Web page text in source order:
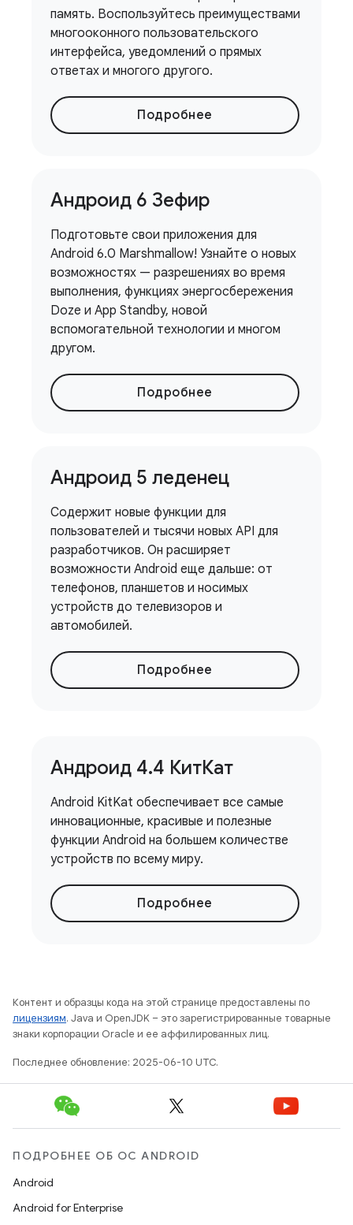
память. Воспользуйтесь преимуществами
многооконного пользовательского
интерфейса, уведомлений о прямых
ответах и ​​многого другого.
Подробнее
Андроид 6 Зефир
Подготовьте свои приложения для
Android 6.0 Marshmallow! Узнайте о новых
возможностях — разрешениях во время
выполнения, функциях энергосбережения
Doze и App Standby, новой
вспомогательной технологии и многом
другом.
Подробнее
Андроид 5 леденец
Содержит новые функции для
пользователей и тысячи новых API для
разработчиков. Он расширяет
возможности Android еще дальше: от
телефонов, планшетов и носимых
устройств до телевизоров и
автомобилей.
Подробнее
Андроид 4.4 КитКат
Android KitKat обеспечивает все самые
инновационные, красивые и полезные
функции Android на большем количестве
устройств по всему миру.
Подробнее
Контент и образцы кода на этой странице предоставлены по
лицензиям. Java и OpenJDK – это зарегистрированные товарные
знаки корпорации Oracle и ее аффилированных лиц.
Последнее обновление: 2025-06-10 UTC.
ПОДРОБНЕЕ ОБ ОС ANDROID
Android
Android for Enterprise